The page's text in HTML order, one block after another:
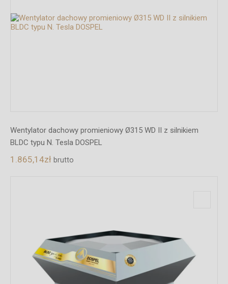
Wentylator dachowy promieniowy Ø315 WD II z silnikiem
BLDC typu N. Tesla DOSPEL
1.865,14zł brutto